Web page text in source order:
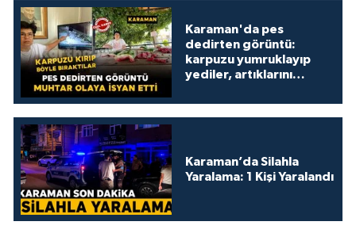
Karaman'da pes
dedirten görüntü:
karpuzu yumruklayıp
yediler, artıklarını
Karaman’da Silahla
Yaralama: 1 Kişi Yaralandı